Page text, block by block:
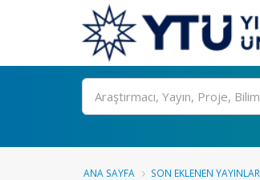
Ara
ANA SAYFA SON EKLENEN YAYINLAR